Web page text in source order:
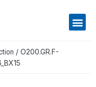
/ O200.GR.F-